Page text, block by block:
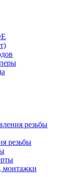
резьбы
резьбы
монтажки